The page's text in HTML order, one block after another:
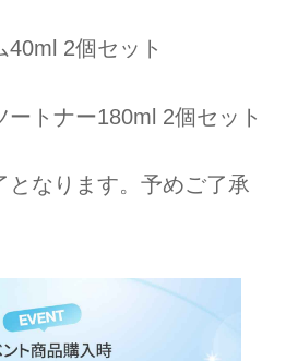
40ml 2個セット
ートナー180ml 2個セット
なります。予めご了承